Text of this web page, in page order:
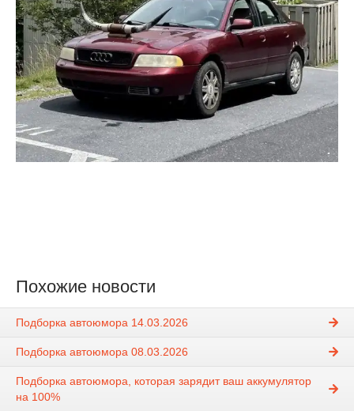
Похожие новости
Подборка автоюмора 14.03.2026
Подборка автоюмора 08.03.2026
Подборка автоюмора, которая зарядит ваш аккумулятор
на 100%